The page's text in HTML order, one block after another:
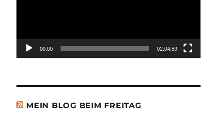
00:00 02:04:59
MEIN BLOG BEIM FREITAG